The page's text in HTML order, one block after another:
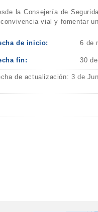
la Consejería de
vial y fomentar
de inicio: 6 de
fin: 30
de actualización: 3 de